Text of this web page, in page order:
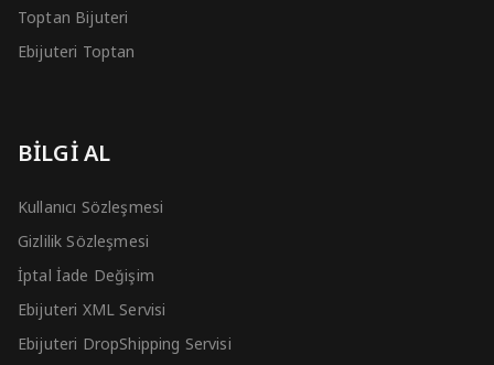
Toptan Bijuteri
Ebijuteri Toptan
BİLGİ AL
Kullanıcı Sözleşmesi
Gizlilik Sözleşmesi
İptal İade Değişim
Ebijuteri XML Servisi
Ebijuteri DropShipping Servisi